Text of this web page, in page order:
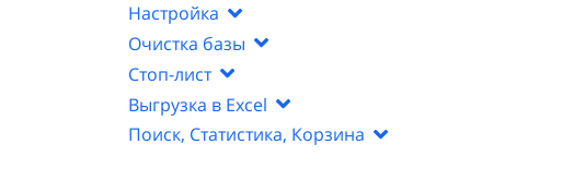
Настройка
Очистка базы
Стоп-лист
Выгрузка в Excel
Поиск, Статистика, Корзина